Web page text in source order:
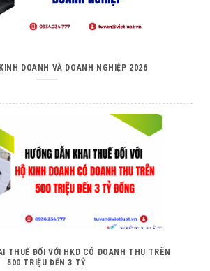
DOANH VÀ DOANH NGHIỆP 2026
THUẾ ĐỐI VỚI HKD CÓ DOANH THU TRÊN
500 TRIỆU ĐẾN 3 TỶ